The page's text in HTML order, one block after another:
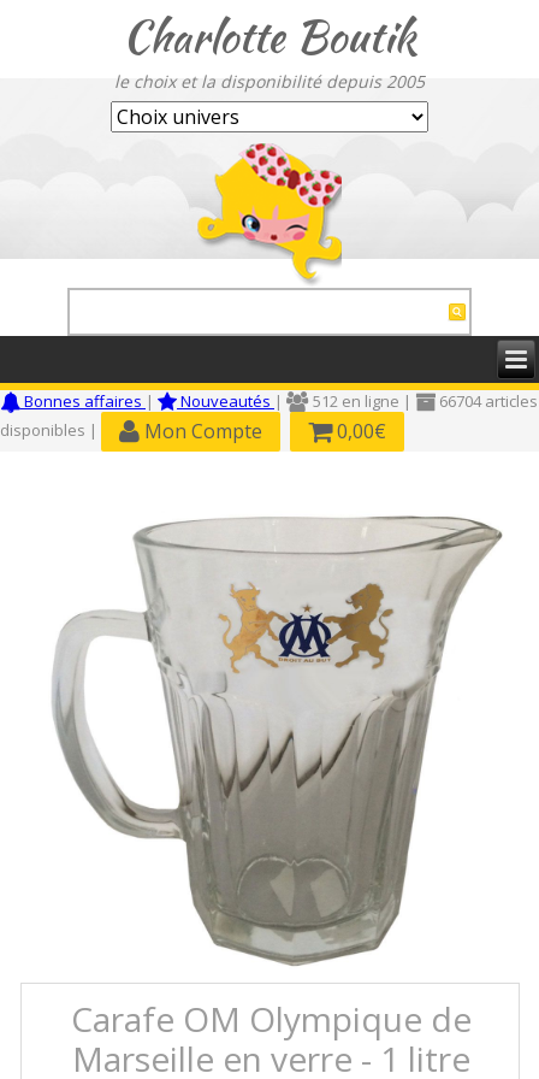
Charlotte Boutik
le choix et la disponibilité depuis 2005
Bonnes affaires | Nouveautés | 512 en ligne |
66704 articles
disponibles |
Mon Compte 0,00€
Carafe OM Olympique de
Marseille en verre - 1 litre